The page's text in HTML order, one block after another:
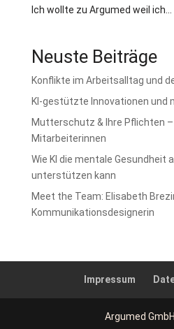
Ich wollte zu Argumed weil ich...
Neuste Beiträge
Konflikte im Arbeitsalltag und
KI-gestützte Innovationen und
Mutterschutz & Ihre Pflichten
Mitarbeiterinnen
Wie KI die mentale Gesundheit
unterstützen kann
Meet the Team: Elisabeth
Kommunikationsdesignerin
Impressum
Argumed